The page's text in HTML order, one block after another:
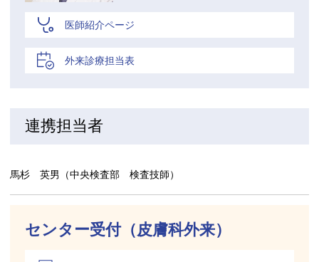
医師紹介ページ
外来診療担当表
連携担当者
馬杉 英男（中央検査部 検査技師）
センター受付（皮膚科外来）